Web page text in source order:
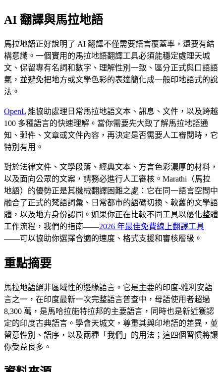
AI 翻譯與馬拉地語
馬拉地語正好說明了 AI 翻譯不僅需要語言覆蓋率，還要有結
構意識。一個實用的馬拉地語翻譯工具必須能穩定處理天城
文、保留專有名詞和數字、理解性別一致、區分正式與口語語
氣，並避免把地方或文學色彩的表達簡化成一般印地語式的說
法。
OpenL 能協助處理日常馬拉地語文本、訊息、文件，以及跨越
100 多種語言的快速理解。當你需要先大致了解馬拉地語通
知、郵件、文章或文件內容，再決定是否需要人工審閱時，它
特別有用。
對於法律文件、文學段落、經典文本、方言色彩濃厚的材料，
以及面向公眾的文案，請務必進行人工審核。Marathi（馬拉
地語）的優勢正是其機械翻譯困難之處：它在同一語言空間中
融合了正式的梵語詞彙、日常都市的語碼切換、較舊的文學語
體，以及地方身份認同。如果你正在比較不同工具以優化整體
工作流程，我們的指南——2026 年最佳免費線上翻譯工具
——可以協助你選擇合適的速度、格式支援和審核層級。
重點摘要
馬拉地語絕非區域性的邊緣語言。它是主要的印度-雅利安語
言之一，在印度最新一次完整語言普查中，母語使用者超過
8,300 萬，是馬哈拉施特拉邦的主要語言，同時也是新近獲認
定的印度古典語言。學會天城文，尊重其與印地語的差異，並
留意性別、語序，以及兩種「我們」的用法；這四個習慣將讓
你受益良多。